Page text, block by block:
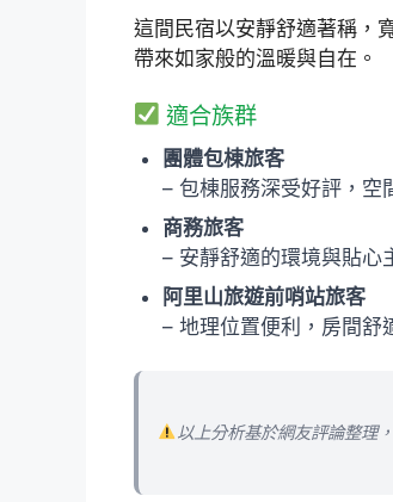
這間民宿以安靜舒適著稱，
帶來如家般的溫暖與自在。
適合族群
團體包棟旅客
– 包棟服務深受好評，空
商務旅客
– 安靜舒適的環境與貼心
阿里山旅遊前哨站旅客
– 地理位置便利，房間舒
以上分析基於網友評論整理